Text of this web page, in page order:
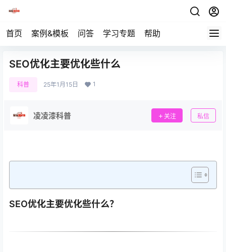
首页 案例&模板 问答 学习专题 帮助
SEO优化主要优化些什么
科普 25年1月15日 1
凌凌漆科普 关注 私信
SEO优化主要优化些什么？